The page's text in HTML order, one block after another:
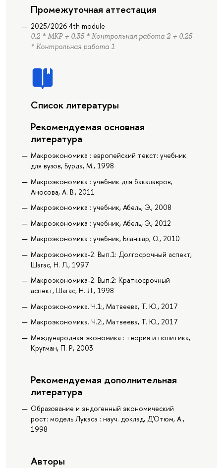
Промежуточная аттестация
2025/2026 4th module
0.2 * МКР + 0.35 * Контрольная работа 2 + 0.25
* Контрольная работа 1
Список литературы
Рекомендуемая основная
литература
Макроэкономика : европейский текст: учебник
для вузов, Бурда, М., 1998
Макроэкономика : учебник для бакалавров,
Аносова, А. В., 2011
Макроэкономика : учебник, Абель, Э., 2008
Макроэкономика : учебник, Абель, Э., 2012
Макроэкономика : учебник, Бланшар, О., 2010
Макроэкономика-2. Вып.1: Долгосрочный аспект,
Шагас, Н. Л., 1997
Макроэкономика-2. Вып.2: Краткосрочный
аспект, Шагас, Н. Л., 1998
Макроэкономика. Ч.1:, Матвеева, Т. Ю., 2017
Макроэкономика. Ч.2:, Матвеева, Т. Ю., 2017
Международная экономика : теория и политика,
Кругман, П. Р., 2003
Рекомендуемая дополнительная
литература
Образование и эндогенный экономический
рост: модель Лукаса : науч. доклад, Д'Отюм, А.,
1998
Авторы